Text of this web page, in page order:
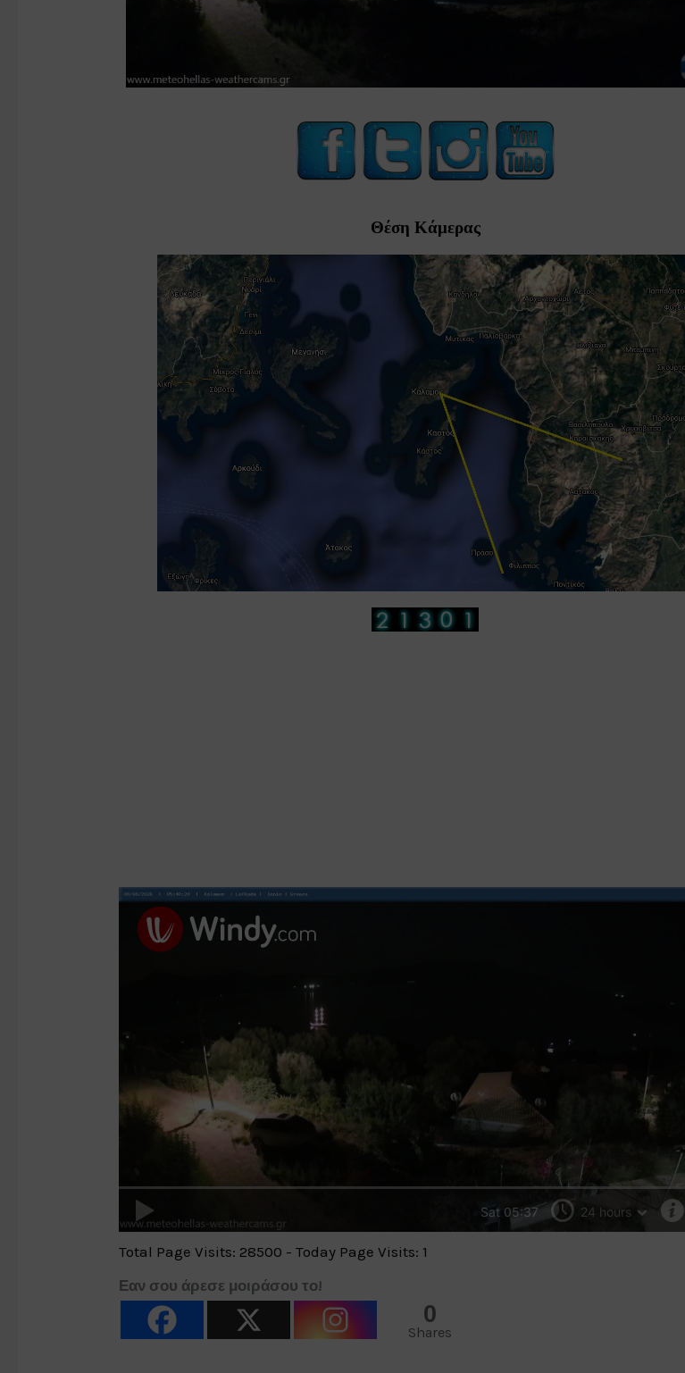
Total Page Visits: 28500 - Today Page Visits: 1
Εαν σου άρεσε μοιράσου το!
0
Shares